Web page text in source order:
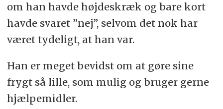
om han havde højdeskræk og bare kort
havde svaret ”nej”, selvom det nok har
været tydeligt, at han var.
Han er meget bevidst om at gøre sine
frygt så lille, som mulig og bruger gerne
hjælpemidler.